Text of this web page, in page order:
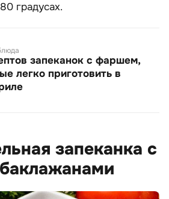
градусах.
запеканок с фаршем,
легко приготовить в
запеканка с